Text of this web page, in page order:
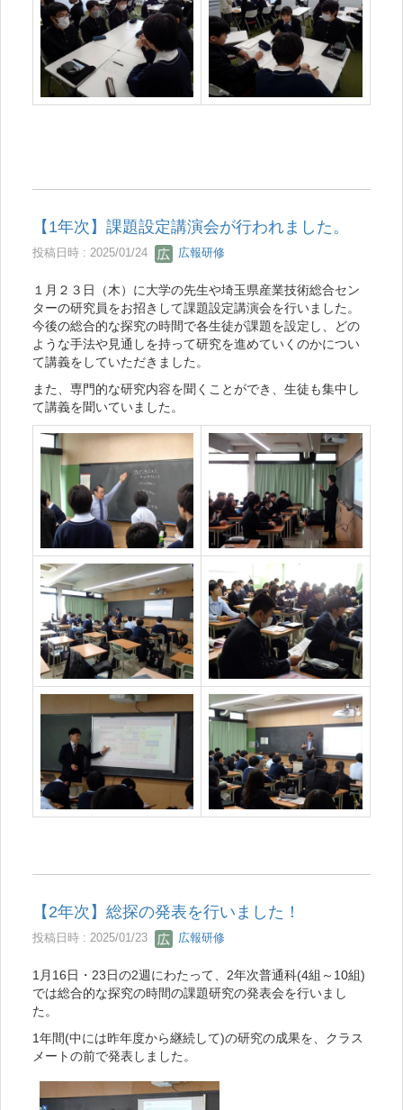
【1年次】課題設定講演会が行われました。
投稿日時 : 2025/01/24 広報研修
１月２３日（木）に大学の先生や埼玉県産業技術総合セン
ターの研究員をお招きして課題設定講演会を行いました。
今後の総合的な探究の時間で各生徒が課題を設定し、どの
ような手法や見通しを持って研究を進めていくのかについ
て講義をしていただきました。
また、専門的な研究内容を聞くことができ、生徒も集中し
て講義を聞いていました。
【2年次】総探の発表を行いました！
投稿日時 : 2025/01/23 広報研修
1月16日・23日の2週にわたって、2年次普通科(4組～10組)
では総合的な探究の時間の課題研究の発表会を行いまし
た。
1年間(中には昨年度から継続して)の研究の成果を、クラス
メートの前で発表しました。